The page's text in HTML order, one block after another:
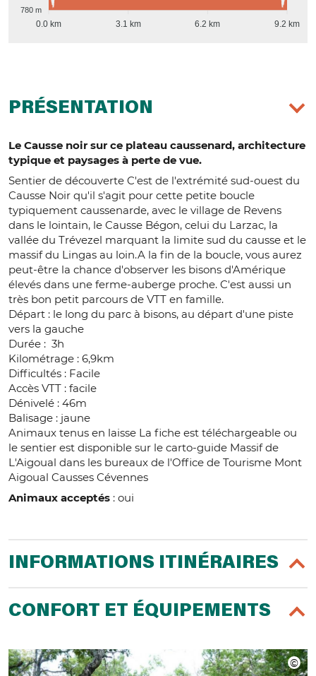
780 m
0.0 km 3.1 km 6.2 km 9.2 km
PRÉSENTATION
Le Causse noir sur ce plateau caussenard, architecture
typique et paysages à perte de vue.
Sentier de découverte C'est de l'extrémité sud-ouest du
Causse Noir qu'il s'agit pour cette petite boucle
typiquement caussenarde, avec le village de Revens
dans le lointain, le Causse Bégon, celui du Larzac, la
vallée du Trévezel marquant la limite sud du causse et le
massif du Lingas au loin.A la fin de la boucle, vous aurez
peut-être la chance d'observer les bisons d'Amérique
élevés dans une ferme-auberge proche. C'est aussi un
très bon petit parcours de VTT en famille.
Départ : le long du parc à bisons, au départ d'une piste
vers la gauche
Durée : 3h
Kilométrage : 6,9km
Difficultés : Facile
Accès VTT : facile
Dénivelé : 46m
Balisage : jaune
Animaux tenus en laisse La fiche est téléchargeable ou
le sentier est disponible sur le carto-guide Massif de
L'Aigoual dans les bureaux de l'Office de Tourisme Mont
Aigoual Causses Cévennes
Animaux acceptés : oui
INFORMATIONS ITINÉRAIRES
CONFORT ET ÉQUIPEMENTS